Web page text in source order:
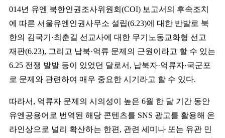
014년 유엔 북한인권조사위원회 (COI) 보고서의 후속조치
에 따른 서울유엔인권사무소 설립(6.23)에 대한 반발로 북
한의 김국기 ·최춘길 선교사에 대한 무기노동교화형 선고
재판(6.23), 그리고 납북·억류 문제의 근원이라고 할 수 있는
6.25 전쟁 발발 등이 있었던 달로서 , 납북자·억류자·국군포
로 문제와 관련하여 매우 중요한 시기라고 할 수 있다.
따라서 , 억류자 문제의 시의성이 높은 6월 한 달 기간 동안
유엔공용어로 번역된 해당 콘텐츠를 SNS 광고를 활용해 온
라인상으로 널리 확산하는 한편 , 관련 세미나 또는 유관 민